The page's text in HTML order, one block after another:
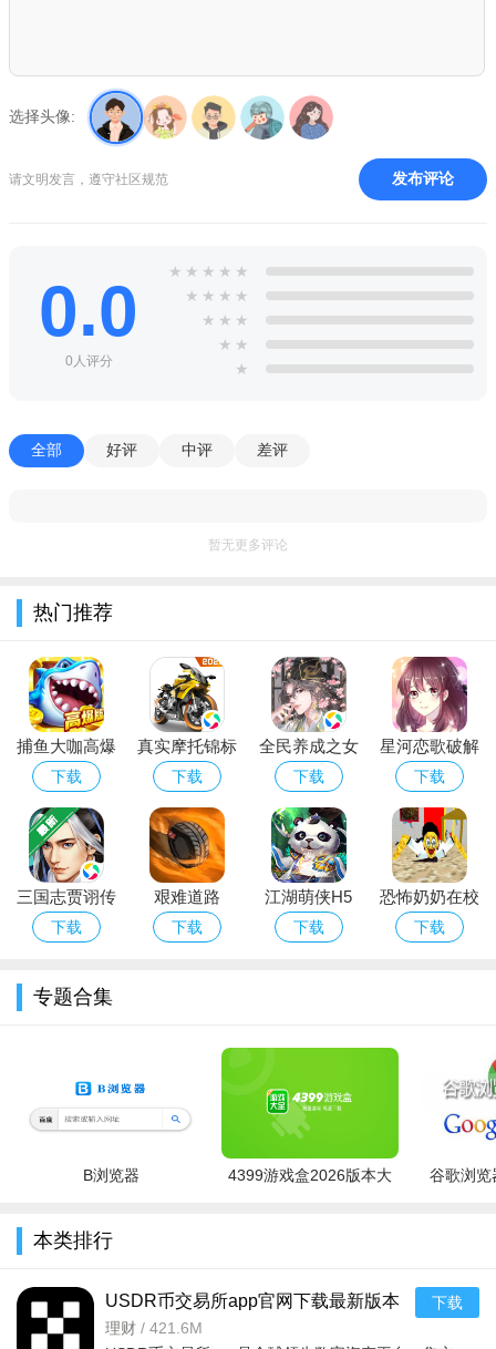
1、海量正版漫画，持续不断上新。
2、分类齐全，每周精选推荐总有你喜爱的作品。
3、收藏作品更新提醒，不会错过你喜爱的作品更新哦。
5、分享功能让你随时随地向好友推荐作品。
恋恋花名册安卓攻略版特色
1、优质的漫画在线阅读软件，精彩小说内容随心观看；
4、可以进行独特的对话交流，更多的唯美故事等待探索。
本版本为v2.0攻略专版，安装前请确保手机预留至少200MB
连接WiFi下载完整数据包；若遇闪退，请检查安卓系统是否为6.0
无法显示时，请确认网络正常或手动更新资源包；数据丢失可尝
试从游戏内“云端存档”恢复（需提前绑定账号）。安装技巧：务
必从官方渠道或可信平台下载，避免使用第三方修改版导致封
号；安装后若提示“解析包错误”，请重下安装包或关闭手机管家
途。
选择头像:
请文明发言，遵守社区规范 发布评论
0.0
0人评分
★ ★ ★ ★ ★
★ ★ ★ ★
★ ★ ★
★ ★
★
全部 好评 中评 差评
暂无更多评论
热门推荐
捕鱼大咖高爆
版最新下载官
方版
下载
真实摩托锦标
赛手游最新版
下载
下载
全民养成之女
皇陛下最新版
下载
下载
星河恋歌破解
版
下载
三国志贾诩传
手游最新版下
下载
艰难道路
（Tough
下载
江湖萌侠H5
微端
下载
恐怖奶奶在校
园变态版
下载
专题合集
B浏览器
4399游戏盒2026版本大
谷歌浏览
本类排行
USDR币交易所app官网下载最新版本
v6.170.0官方版
理财 / 421.6M
下载